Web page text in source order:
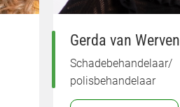
Gerda van Werven
Schadebehandelaar/
polisbehandelaar